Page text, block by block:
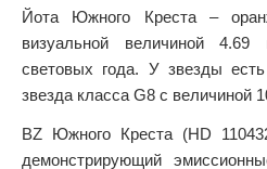
Йота Южного Креста –
визуальной величиной
световых года. У звезды
звезда класса G8 с величиной
BZ Южного Креста (HD
демонстрирующий